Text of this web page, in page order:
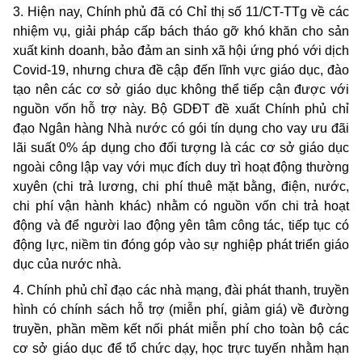
3. Hiện nay, Chính phủ đã có Chỉ thị số 11/CT-TTg về các
nhiệm vụ, giải pháp cấp bách tháo gỡ khó khăn cho sản
xuất kinh doanh, bảo đảm an sinh xã hội ứng phó với dịch
Covid-19, nhưng chưa đề cập đến lĩnh vực giáo dục, đào
tạo nên các cơ sở giáo dục không thể tiếp cận được với
nguồn vốn hỗ trợ này. Bộ GDĐT đề xuất Chính phủ chỉ
đạo Ngân hàng Nhà nước có gói tín dụng cho vay ưu đãi
lãi suất 0% áp dụng cho đối tượng là các cơ sở giáo dục
ngoài công lập vay với mục đích duy trì hoạt động thường
xuyên (chi trả lương, chi phí thuê mặt bằng, điện, nước,
chi phí vận hành khác) nhằm có nguồn vốn chi trả hoạt
động và để người lao động yên tâm công tác, tiếp tục có
động lực, niềm tin đóng góp vào sự nghiệp phát triển giáo
dục của nước nhà.
4. Chính phủ chỉ đạo các nhà mạng, đài phát thanh, truyền
hình có chính sách hỗ trợ (miễn phí, giảm giá) về đường
truyền, phần mềm kết nối phát miễn phí cho toàn bộ các
cơ sở giáo dục để tổ chức dạy, học trực tuyến nhằm hạn